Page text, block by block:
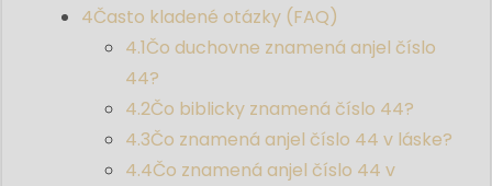
4Často kladené otázky (FAQ)
4.1Čo duchovne znamená anjel číslo
44?
4.2Čo biblicky znamená číslo 44?
4.3Čo znamená anjel číslo 44 v láske?
4.4Čo znamená anjel číslo 44 v